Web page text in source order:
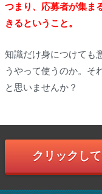
つまり、応募者が集ま
きるということ。
知識だけ身につけても
うやって使うのか。そ
と思いませんか？
クリックし